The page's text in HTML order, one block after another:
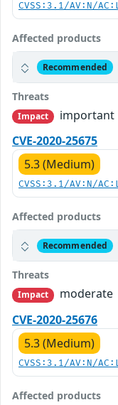
CVSS:3.1/AV:N/
Affected products
Recommended
Threats
Impact
important
CVE-2020-25675
5.3 (Medium)
CVSS:3.1/AV:N/
Affected products
Recommended
Threats
Impact
moderate
CVE-2020-25676
5.3 (Medium)
CVSS:3.1/AV:N/
Affected products